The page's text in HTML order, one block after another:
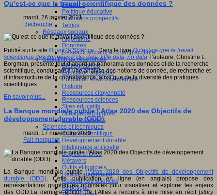
Espaces
Politique éducative
Scénarios prospectifs
Temps
Réseaux sociaux
Algorithme
Données
Réseaux sociaux et champ scolaire
Sélection de ressources
Bibliographies
Education artistique
Education environnementale
Histoire
Ressources citoyenneté
Ressources sciences
Sites éducatifs
Sites pédagogiques
Sites ressources
Sciences et techniques
Culture scientifique
Développement durable
Intelligence artificielle
Logiciels libres
Métavers
Outils et logiciels
Réalité augmentée
Ressources sciences
Robotique
Qu’est-ce que le travail scientifique des données ?
mardi, 26 janvier 2021
Recherche
Publié sur le site Ouvrir la Science: Dans le livreQu’est-ce que le travail
scientifique des données ? Big data, little data, no data, l’auteure, Christine L.
Borgman, présente tout d’abord un panorama des données et de la recherche
scientifique, conduisant à une analyse des notions de donnée, de recherche et
d’infrastructure de la connaissance, ainsi que de la diversité des pratiques
scientifiques.
En savoir plus...
La Banque mondiale publie l’Atlas 2020 des Objectifs de
développement durable (ODD)
mardi, 17 novembre 2020
Fait marquant
La Banque mondiale publie l’Atlas 2020 des Objectifs de développement
durable (ODD). Cette publication en ligne (en anglais) propose des
représentations graphiques originales pour visualiser et explorer les enjeux
des ODD.La dernière édition de l’Atlas a recours à une mise en récit (story